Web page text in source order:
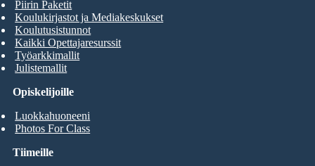
Opiskelijoille
Luokkahuoneeni
Photos For Class
Piirin Paketit
Koulukirjastot ja Mediakeskukset
Koulutusistunnot
Kaikki Opettajaresurssit
Työarkkimallit
Julistemallit
Tiimeille